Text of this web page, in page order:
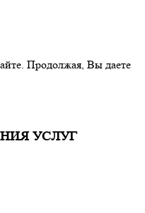
Продолжая, Вы даете
УСЛУГ